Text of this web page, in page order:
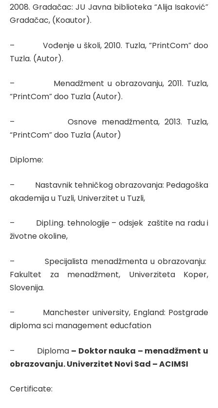
2008. Gradačac: JU Javna biblioteka “Alija Isaković”
Gradačac, (Koautor).
– Vođenje u školi, 2010. Tuzla, “PrintCom” doo
Tuzla. (Autor).
– Menadžment u obrazovanju, 2011. Tuzla,
“PrintCom” doo Tuzla (Autor).
– Osnove menadžmenta, 2013. Tuzla,
“PrintCom” doo Tuzla (Autor)
Diplome:
– Nastavnik tehničkog obrazovanja: Pedagoška
akademija u Tuzli, Univerzitet u Tuzli,
– Dipl.ing. tehnologije – odsjek zaštite na radu i
životne okoline,
– Specijalista menadžmenta u obrazovanju:
Fakultet za menadžment, Univerziteta Koper,
Slovenija.
– Manchester university, England: Postgrade
diploma sci management educfation
– Diploma – Doktor nauka – menadžment u
obrazovanju. Univerzitet Novi Sad – ACIMSI
Certificate: